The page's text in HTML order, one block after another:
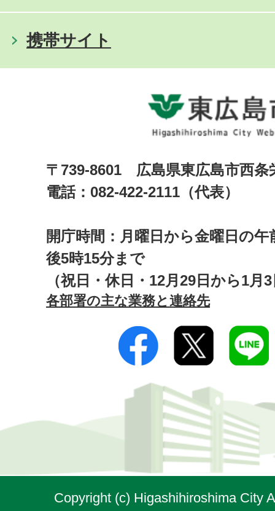
携帯サイト
〒739-8601 広島県東広島市西
電話：082-422-2111（代表）
開庁時間：月曜日から金曜日の午
後5時15分まで
（祝日・休日・12月29日から1月
各部署の主な業務と連絡先
Copyright (c) Higashihiroshima City